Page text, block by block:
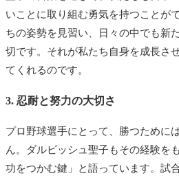
いことに取り組む勇気を持つことが
ちの姿勢を見習い、日々の中でも新
切です。それが私たち自身を成長さ
てくれるのです。
3. 忍耐と努力の大切さ
プロ野球選手にとって、勝つために
ん。ダルビッシュ聖子もその経験を
功をつかむ鍵」と語っています。試